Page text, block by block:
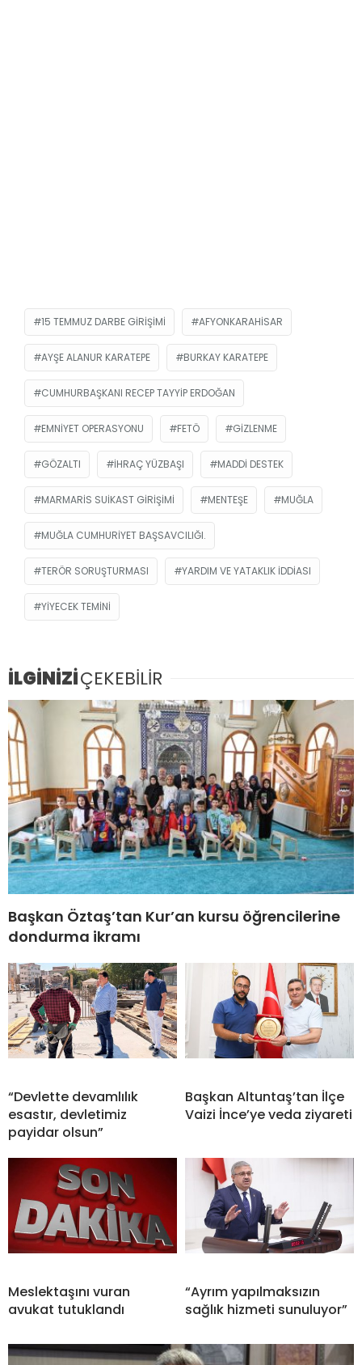
15 TEMMUZ DARBE GIRIŞIMI AFYONKARAHISAR
AYŞE ALANUR KARATEPE BURKAY KARATEPE
CUMHURBAŞKANI RECEP TAYYIP ERDOĞAN
EMNIYET OPERASYONU FETÖ GIZLENME
GÖZALTI IHRAÇ YÜZBAŞI MADDI DESTEK
MARMARIS SUIKAST GIRIŞIMI MENTEŞE MUĞLA
MUĞLA CUMHURIYET BAŞSAVCILIĞI.
TERÖR SORUŞTURMASI YARDIM VE YATAKLIK IDDIASI
YIYECEK TEMINI
İLGİNİZİÇEKEBİLİR
Başkan Öztaş’tan Kur’an kursu öğrencilerine
dondurma ikramı
“Devlette devamlılık
esastır, devletimiz
payidar olsun”
Başkan Altuntaş’tan İlçe
Vaizi İnce’ye veda ziyareti
Meslektaşını vuran
avukat tutuklandı
“Ayrım yapılmaksızın
sağlık hizmeti sunuluyor”